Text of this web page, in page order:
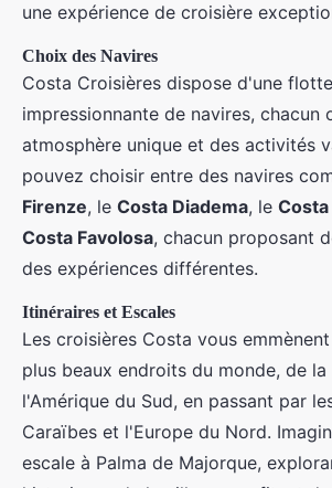
une expérience de croisière
Choix des Navires
Costa Croisières dispose d'une flotte
impressionnante de navires, chacun
atmosphère unique et des activités
pouvez choisir entre des navires
Firenze, le Costa Diadema, le
Costa Favolosa, chacun proposant
des expériences différentes.
Itinéraires et Escales
Les croisières Costa vous
plus beaux endroits du monde, de la
l'Amérique du Sud, en passant par
Caraïbes et l'Europe du Nord.
escale à Palma de Majorque,